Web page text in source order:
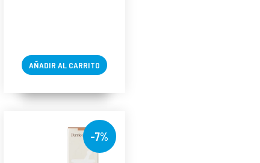
AÑADIR AL CARRITO
-7%